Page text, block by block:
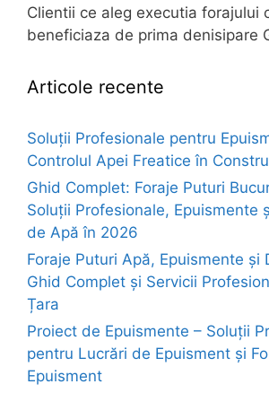
Clientii ce aleg executia forajului
beneficiaza de prima denisipare
Articole recente
Soluții Profesionale pentru
Controlul Apei Freatice în
Ghid Complet: Foraje Puturi
Soluții Profesionale, Epuismente
de Apă în 2026
Foraje Puturi Apă, Epuismente și
Ghid Complet și Servicii
Țara
Proiect de Epuismente – Soluții
pentru Lucrări de Epuisment și
Epuisment